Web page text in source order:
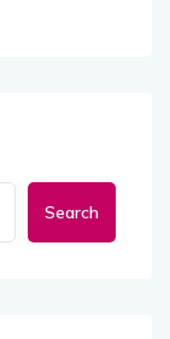
Search